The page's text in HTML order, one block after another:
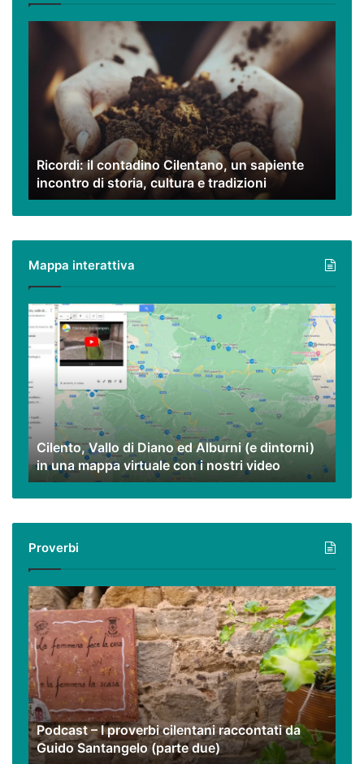
Cilentano,
sapiente
incontro
storia,
cultura
e
tradizioni
Ricordi: il contadino Cilentano, un sapiente
incontro di storia, cultura e tradizioni
Mappa interattiva
Cilento,
Vallo
di
Diano
ed
Alburni
(e
dintorni)
una
mappa
virtuale
nostri
video
Cilento, Vallo di Diano ed Alburni (e dintorni)
in una mappa virtuale con i nostri video
Proverbi
Podcast
–
I
proverbi
cilentani
raccontati
da
Guido
Santangelo
(parte
Podcast – I proverbi cilentani raccontati da
Guido Santangelo (parte due)